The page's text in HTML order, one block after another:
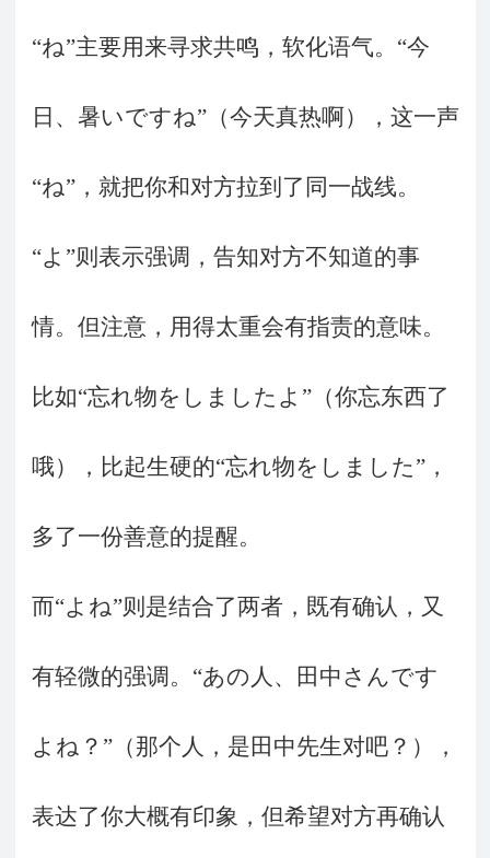
“ね”主要用来寻求共鸣，软化语气。“今
日、暑いですね”（今天真热啊），这一声
“ね”，就把你和对方拉到了同一战线。
“よ”则表示强调，告知对方不知道的事
情。但注意，用得太重会有指责的意味。
比如“忘れ物をしましたよ”（你忘东西了
哦），比起生硬的“忘れ物をしました”，
多了一份善意的提醒。
而“よね”则是结合了两者，既有确认，又
有轻微的强调。“あの人、田中さんです
よね？”（那个人，是田中先生对吧？），
表达了你大概有印象，但希望对方再确认